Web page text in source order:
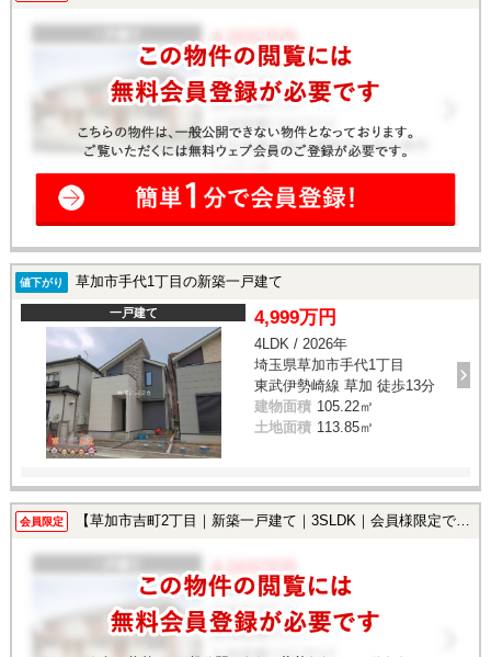
値下がり 草加市手代1丁目の新築一戸建て
一戸建て 4,999万円
4LDK / 2026年
埼玉県草加市手代1丁目
東武伊勢崎線 草加 徒歩13分
建物面積 105.22㎡
土地面積 113.85㎡
会員限定 【草加市吉町2丁目｜新築一戸建て｜3SLDK｜会員様限定で公開中！】